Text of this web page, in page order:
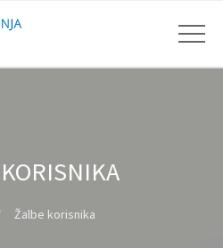
Žalbe korisnika